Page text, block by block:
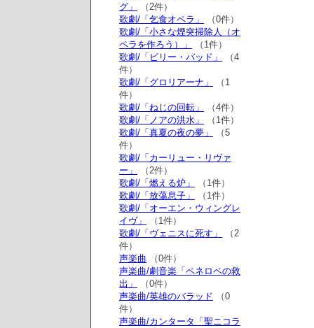
グ」
（2件）
歌劇/「乞食オペラ」
（0件）
歌劇/「小さな煙突掃除人（オ
ペラを作ろう）」
（1件）
歌劇/「ビリー・バッド」
（4
件）
歌劇/「グロリアーナ」
（1
件）
歌劇/「ねじの回転」
（4件）
歌劇/「ノアの洪水」
（1件）
歌劇/「真夏の夜の夢」
（5
件）
歌劇/「カーリュー・リヴァ
ー」
（2件）
歌劇/「燃える炉」
（1件）
歌劇/「放蕩息子」
（1件）
歌劇/「オーエン・ウィングレ
イヴ」
（1件）
歌劇/「ヴェニスに死す」
（2
件）
声楽曲 （0件）
声楽曲/劇音楽「ペネロペの救
出」
（0件）
声楽曲/英雄のバラッド （0
件）
声楽曲/カンタータ「聖ニコラ